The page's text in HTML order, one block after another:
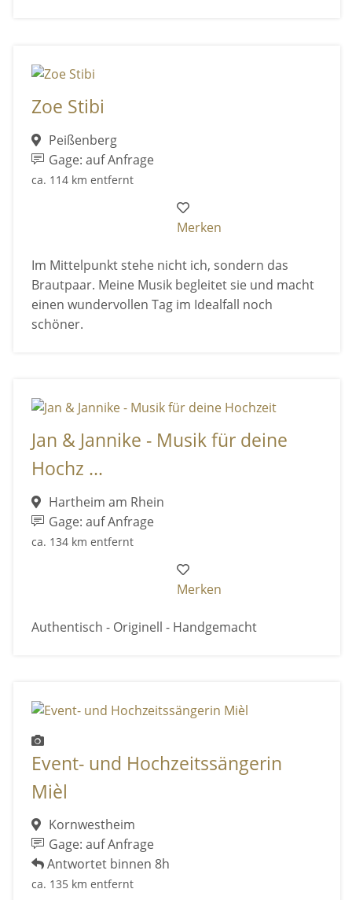
Zoe Stibi
Peißenberg
Gage: auf Anfrage
ca. 114 km entfernt
Merken
Im Mittelpunkt stehe nicht ich, sondern das
Brautpaar. Meine Musik begleitet sie und macht
einen wundervollen Tag im Idealfall noch
schöner.
Jan & Jannike - Musik für deine
Hochz ...
Hartheim am Rhein
Gage: auf Anfrage
ca. 134 km entfernt
Merken
Authentisch - Originell - Handgemacht
Event- und Hochzeitssängerin
Mièl
Kornwestheim
Gage: auf Anfrage
Antwortet binnen 8h
ca. 135 km entfernt